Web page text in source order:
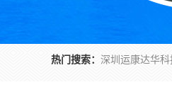
热门搜索：